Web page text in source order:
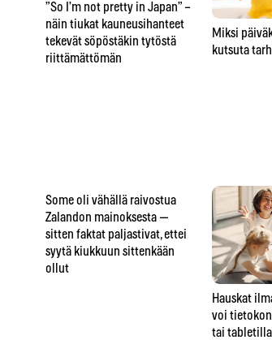
”So I’m not pretty in Japan” –
näin tiukat kauneusihanteet
tekevät söpöstäkin tytöstä
riittämättömän
Some oli vähällä raivostua
Zalandon mainoksesta —
sitten faktat paljastivat, ettei
syytä kiukkuun sittenkään
ollut
Miksi
kutsuta
Hauskat
voi
tai tabletilla